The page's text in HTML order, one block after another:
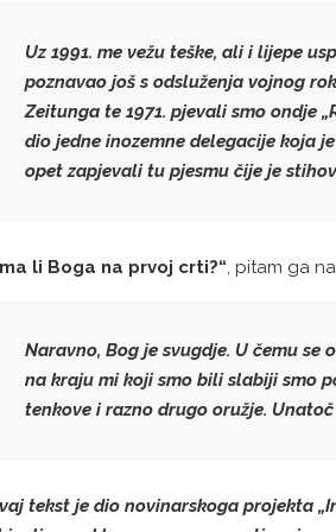
Uz 1991. me vežu teške, ali i lijepe
poznavao još s odsluženja vojnog
Zeitunga te 1971. pjevali smo ondje
dio jedne inozemne delegacije koja
opet zapjevali tu pjesmu čije je
li Boga na prvoj crti?“, pitam ga
Naravno, Bog je svugdje. U čemu se
na kraju mi koji smo bili slabiji smo
tenkove i razno drugo oružje.
tekst je dio novinarskoga projekta